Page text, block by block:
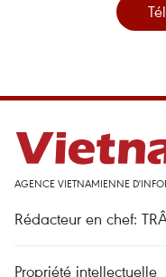
AGENCE VIETNAMIENNE
Rédacteur en chef:
Propriété intellectuelle